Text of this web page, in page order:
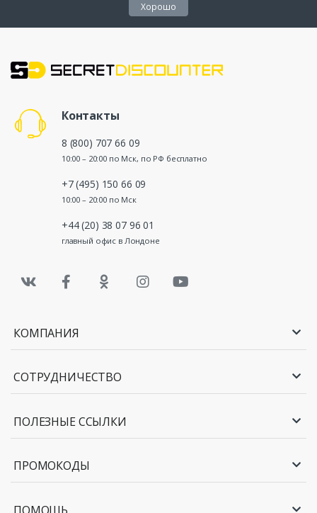
Хорошо
Контакты
8 (800) 707 66 09
10:00 – 20:00 по Мск, по РФ бесплатно
+7 (495) 150 66 09
10:00 – 20:00 по Мск
+44 (20) 38 07 96 01
главный офис в Лондоне
КОМПАНИЯ
СОТРУДНИЧЕСТВО
ПОЛЕЗНЫЕ ССЫЛКИ
ПРОМОКОДЫ